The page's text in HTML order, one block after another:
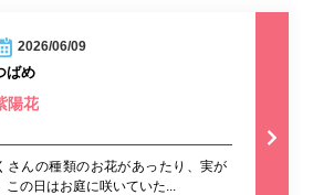
2026/06/09
ばめ
陽花
さんの種類のお花があったり、実が
の日はお庭に咲いていた...